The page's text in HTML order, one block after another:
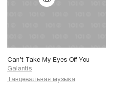
Can’t Take My Eyes Off You
Galantis
Танцевальная музыка